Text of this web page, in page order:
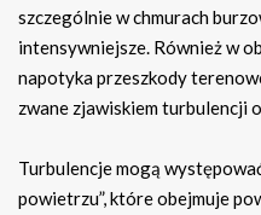
szczególnie w chmurach
intensywniejsze. Również w
napotyka przeszkody
zwane zjawiskiem turbulencji
Turbulencje mogą
powietrzu”, które obejmuje